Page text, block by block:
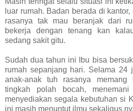
luar rumah. Badan berada di
rasanya tak mau beranjak dari
bekerja dengan tenang kan
sedang sakit gitu.
Sudah dua tahun ini Ibu bisa
rumah sepanjang hari. Selama 24
anak-anak tuh rasanya memang
tingkah polah bocah,
menyediakan segala kebutuhan si
ini masih menuntut ilmu sekaligus